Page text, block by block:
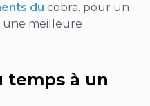
du cobra, pour un
une meilleure
temps à un